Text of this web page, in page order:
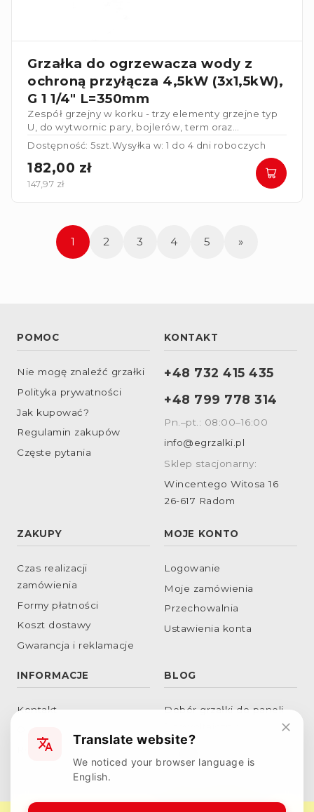
Grzałka do ogrzewacza wody z
ochroną przyłącza 4,5kW (3x1,5kW),
G 1 1/4" L=350mm
Zespół grzejny w korku - trzy elementy grzejne typ
U, do wytwornic pary, bojlerów, term oraz
centralnego ogrzewania
z osłona przyłącza.
Dostępność: 5szt. Wysyłka w: 1 do 4 dni roboczych
182,00 zł
147,97 zł
1 2 3 4 5 »
POMOC
Nie mogę znaleźć grzałki
Polityka prywatności
Jak kupować?
Regulamin zakupów
Częste pytania
ZAKUPY
Czas realizacji
zamówienia
Formy płatności
Koszt dostawy
Gwarancja i reklamacje
MOJE KONTO
Logowanie
Moje zamówienia
Przechowalnia
Ustawienia konta
INFORMACJE
Kontakt
RODO
BLOG
Dobór grzałki do paneli
Podłączenie grzałek w
gwiazdę
powierzchniowego
KONTAKT
+48 732 415 435
+48 799 778 314
Pn.–pt.: 08:00–16:00
info@egrzalki.pl
Sklep stacjonarny:
Wincentego Witosa 16
26-617 Radom
Translate website?
We noticed your browser language is
English.